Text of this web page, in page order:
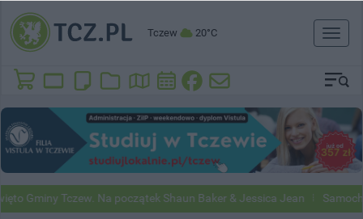
Tczew 20°C
Toggle
Gminy Tczew. Na początek Shaun Baker & Jessica Jean